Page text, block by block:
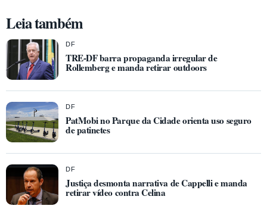
Leia também
DF
TRE-DF barra propaganda irregular de
Rollemberg e manda retirar outdoors
DF
PatMobi no Parque da Cidade orienta uso seguro
de patinetes
DF
Justiça desmonta narrativa de Cappelli e manda
retirar vídeo contra Celina